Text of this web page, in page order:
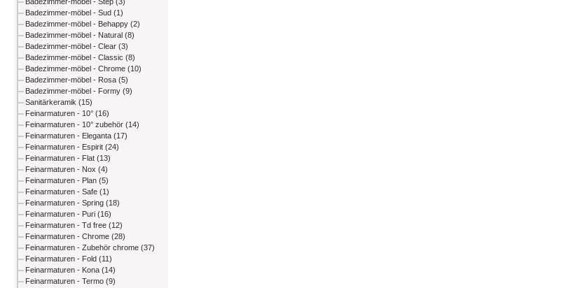
Badezimmer-möbel - Sud (1)
Badezimmer-möbel - Behappy (2)
Badezimmer-möbel - Natural (8)
Badezimmer-möbel - Clear (3)
Badezimmer-möbel - Classic (8)
Badezimmer-möbel - Chrome (10)
Badezimmer-möbel - Rosa (5)
Badezimmer-möbel - Formy (9)
Sanitärkeramik (15)
Feinarmaturen - 10° (16)
Feinarmaturen - 10° zubehör (14)
Feinarmaturen - Eleganta (17)
Feinarmaturen - Espirit (24)
Feinarmaturen - Flat (13)
Feinarmaturen - Nox (4)
Feinarmaturen - Plan (5)
Feinarmaturen - Safe (1)
Feinarmaturen - Spring (18)
Feinarmaturen - Puri (16)
Feinarmaturen - Td free (12)
Feinarmaturen - Chrome (28)
Feinarmaturen - Zubehör chrome (37)
Feinarmaturen - Fold (11)
Feinarmaturen - Kona (14)
Feinarmaturen - Termo (9)